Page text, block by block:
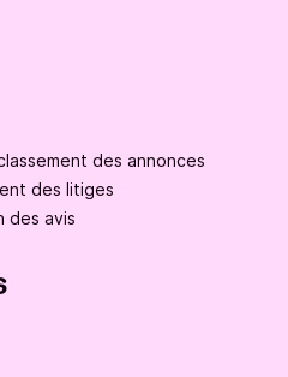
des annonces
des litiges
des avis